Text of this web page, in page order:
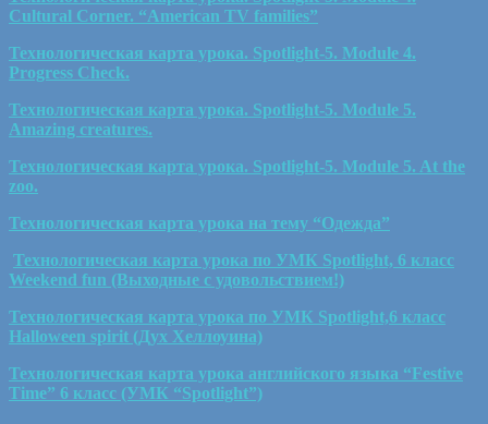
Cultural Corner. “American TV families”
Технологическая карта урока. Spotlight-5. Module 4.
Progress Check.
Технологическая карта урока. Spotlight-5. Module 5.
Amazing creatures.
Технологическая карта урока. Spotlight-5. Module 5. At the
zoo.
Технологическая карта урока на тему “Одежда”
Технологическая карта урока по УМК Spotlight, 6 класс
Weekend fun (Выходные с удовольствием!)
Технологическая карта урока по УМК Spotlight,6 класс
Halloween spirit (Дух Хеллоуина)
Технологическая карта урока английского языка “Festive
Time” 6 класс (УМК “Spotlight”)